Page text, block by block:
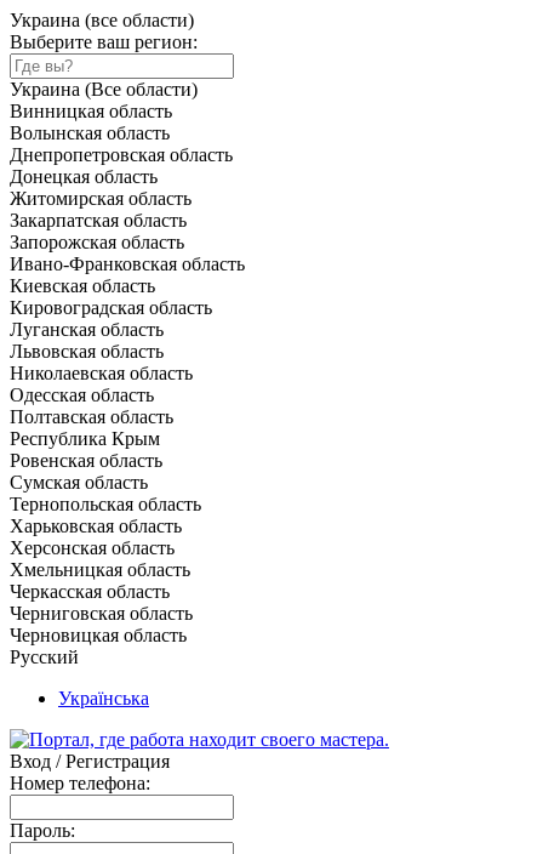
Украина (все области)
Выберите ваш регион:
Украина (Все области)
Винницкая область
Волынская область
Днепропетровская область
Донецкая область
Житомирская область
Закарпатская область
Запорожская область
Ивано-Франковская область
Киевская область
Кировоградская область
Луганская область
Львовская область
Николаевская область
Одесская область
Полтавская область
Республика Крым
Ровенская область
Сумская область
Тернопольская область
Харьковская область
Херсонская область
Хмельницкая область
Черкасская область
Черниговская область
Черновицкая область
Русский
Українська
Вход / Регистрация
Номер телефона:
Пароль: